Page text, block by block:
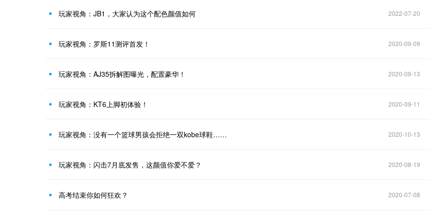
玩家视角：JB1，大家认为这个配色颜值如何 2022-07-20
玩家视角：罗斯11测评首发！ 2020-09-09
玩家视角：AJ35拆解图曝光，配置豪华！ 2020-09-13
玩家视角：KT6上脚初体验！ 2020-09-11
玩家视角：没有一个篮球男孩会拒绝一双kobe球鞋…… 2020-10-13
玩家视角：闪击7月底发售，这颜值你爱不爱？ 2020-08-19
高考结束你如何狂欢？ 2020-07-08